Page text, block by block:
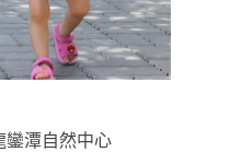
鑾潭自然中心